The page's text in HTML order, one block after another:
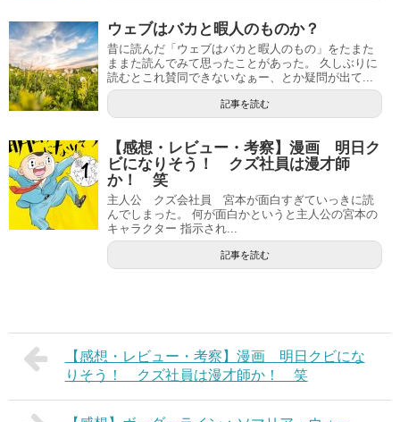
ウェブはバカと暇人のものか？
昔に読んだ「ウェブはバカと暇人のもの」をたまた
ままた読んでみて思ったことがあった。 久しぶりに
読むとこれ賛同できないなぁー、とか疑問が出て...
記事を読む
【感想・レビュー・考察】漫画 明日ク
ビになりそう！ クズ社員は漫才師
か！ 笑
主人公 クズ会社員 宮本が面白すぎていっきに読
んでしまった。 何が面白かというと主人公の宮本の
キャラクター 指示され...
記事を読む
【感想・レビュー・考察】漫画 明日クビにな
りそう！ クズ社員は漫才師か！ 笑